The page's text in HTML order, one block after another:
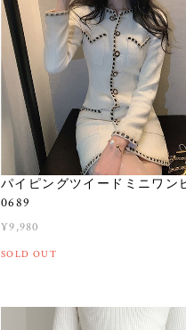
パイピングツイードミニワン
0689
¥9,980
SOLD OUT